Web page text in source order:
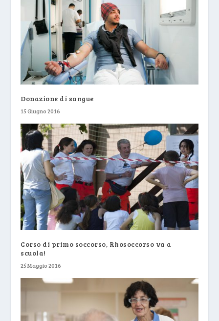
Donazione di sangue
15 Giugno 2016
Corso di primo soccorso, Rhosoccorso va a
scuola!
25 Maggio 2016